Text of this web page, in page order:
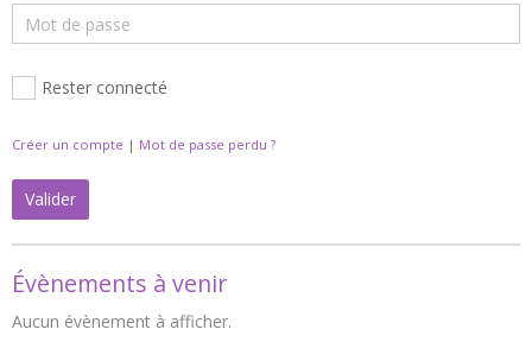
Rester connecté
Créer un compte | Mot de passe perdu ?
Valider
Évènements à venir
Aucun évènement à afficher.